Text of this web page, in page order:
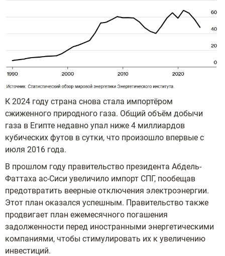
К 2024 году страна снова стала импортёром
сжиженного природного газа. Общий объём добычи
газа в Египте недавно упал ниже 4 миллиардов
кубических футов в сутки, что произошло впервые с
июля 2016 года.
В прошлом году правительство президента Абдель-
Фаттаха ас-Сиси увеличило импорт СПГ, пообещав
предотвратить веерные отключения электроэнергии.
Этот план оказался успешным. Правительство также
продвигает план ежемесячного погашения
задолженности перед иностранными энергетическими
компаниями, чтобы стимулировать их к увеличению
инвестиций.